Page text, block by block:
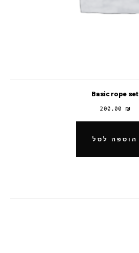
Basic rope set
200.00 ₪
הוספה לסל